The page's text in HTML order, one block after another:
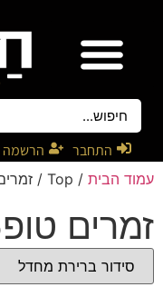
התחבר הרשמה
עמוד הבית / Top / זמרים טופ5
זמרים טופ5